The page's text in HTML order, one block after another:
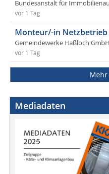
Bundesanstalt für
vor 1 Tag
Monteur/-in
Gemeindewerke Haßloch GmbH
vor 1 Tag
Mehr
Mediadaten